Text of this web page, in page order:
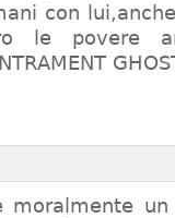
con
le povere
moralmente